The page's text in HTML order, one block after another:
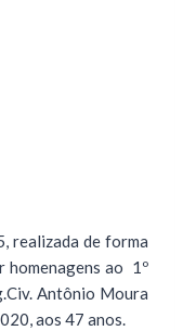
realizada de forma
ao 1º
Antônio Moura
aos 47 anos.